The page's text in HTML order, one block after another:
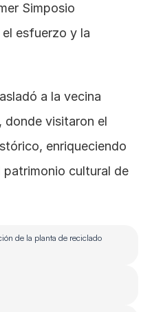
de la planta de reciclado
Simposio
esfuerzo y la
a la vecina
donde visitaron el
enriqueciendo
cultural de